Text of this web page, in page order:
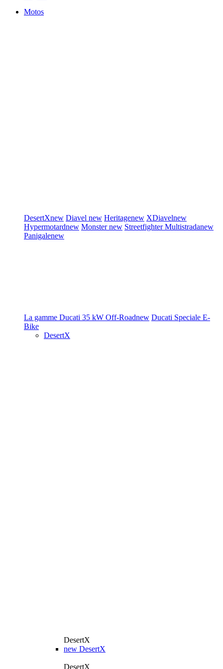
Motos
DesertXnew Diavel new Heritagenew XDiavelnew
Hypermotardnew Monsternew StreetfighterMultistradanew
Panigalenew
La gamme Ducati 35 kW Off-Roadnew Ducati Speciale E-
Bike
DesertX
DesertX
new DesertX
DesertX